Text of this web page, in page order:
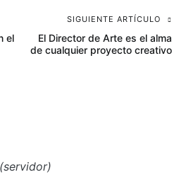
el
SIGUIENTE ARTÍCULO
El Director de Arte es el alma
de cualquier proyecto creativo